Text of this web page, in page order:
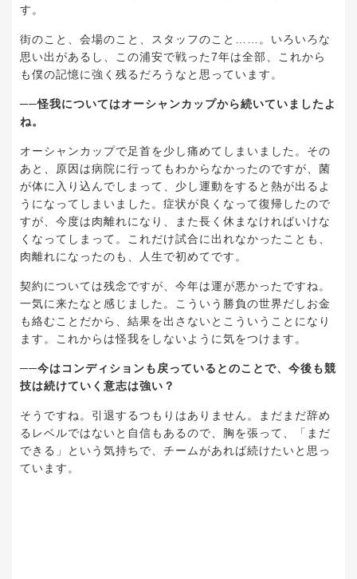
す。
街のこと、会場のこと、スタッフのこと……。いろいろな
思い出があるし、この浦安で戦った7年は全部、これから
も僕の記憶に強く残るだろうなと思っています。
──怪我についてはオーシャンカップから続いていましたよ
ね。
オーシャンカップで足首を少し痛めてしまいました。その
あと、原因は病院に行ってもわからなかったのですが、菌
が体に入り込んでしまって、少し運動をすると熱が出るよ
うになってしまいました。症状が良くなって復帰したので
すが、今度は肉離れになり、また長く休まなければいけな
くなってしまって。これだけ試合に出れなかったことも、
肉離れになったのも、人生で初めてです。
契約については残念ですが、今年は運が悪かったですね。
一気に来たなと感じました。こういう勝負の世界だしお金
も絡むことだから、結果を出さないとこういうことになり
ます。これからは怪我をしないように気をつけます。
──今はコンディションも戻っているとのことで、今後も競
技は続けていく意志は強い？
そうですね。引退するつもりはありません。まだまだ辞め
るレベルではないと自信もあるので、胸を張って、「まだ
できる」という気持ちで、チームがあれば続けたいと思っ
ています。